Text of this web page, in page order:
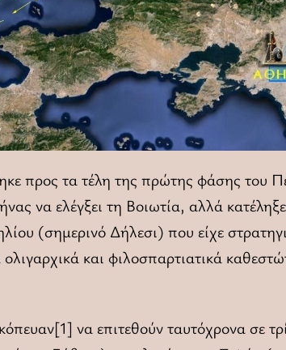
προς τα τέλη της πρώτης φάσης του
να ελέγξει τη Βοιωτία, αλλά
(σημερινό Δήλεσι) που είχε
και φιλοσπαρτιατικά
να επιτεθούν ταυτόχρονα σε